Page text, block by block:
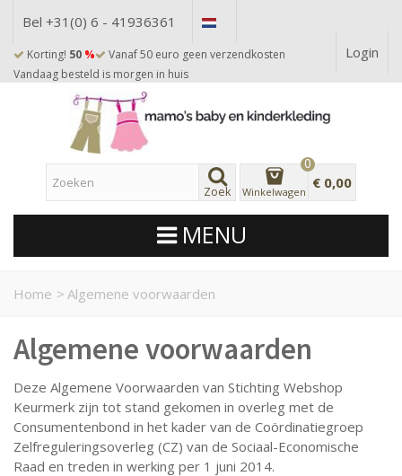
Bel +31(0) 6 - 41936361
Korting! 50 %
Vanaf 50 euro geen verzendkosten
Vandaag besteld is morgen in huis
Login
Zoek Winkelwagen
0
€ 0,00
MENU
Home > Algemene voorwaarden
Algemene voorwaarden
Deze Algemene Voorwaarden van Stichting Webshop
Keurmerk zijn tot stand gekomen in overleg met de
Consumentenbond in het kader van de Coördinatiegroep
Zelfreguleringsoverleg (CZ) van de Sociaal-Economische
Raad en treden in werking per 1 juni 2014.